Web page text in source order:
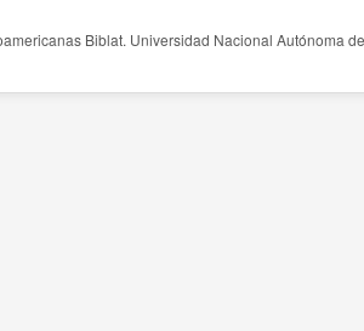
Biblat. Universidad Nacional Autónoma